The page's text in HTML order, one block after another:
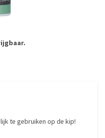
dat het werk! Makkelijk te gebruiken op de kip!